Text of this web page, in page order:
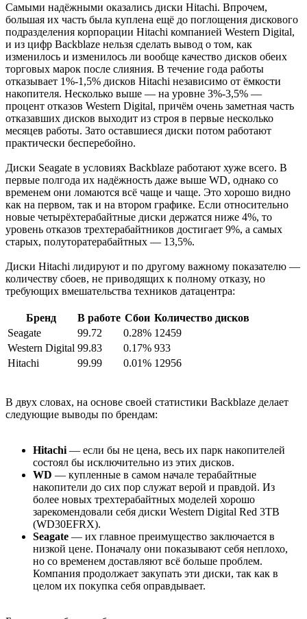
Самыми надёжными оказались диски Hitachi. Впрочем,
большая их часть была куплена ещё до поглощения дискового
подразделения корпорации Hitachi компанией Western Digital,
и из цифр Backblaze нельзя сделать вывод о том, как
изменилось и изменилось ли вообще качество дисков обеих
торговых марок после слияния. В течение года работы
отказывает 1%-1,5% дисков Hitachi независимо от ёмкости
накопителя. Несколько выше — на уровне 3%-3,5% —
процент отказов Western Digital, причём очень заметная часть
отказавших дисков выходит из строя в первые несколько
месяцев работы. Зато оставшиеся диски потом работают
практически бесперебойно.
Диски Seagate в условиях Backblaze работают хуже всего. В
первые полгода их надёжность даже выше WD, однако со
временем они ломаются всё чаще и чаще. Это хорошо видно
как на первом, так и на втором графике. Если относительно
новые четырёхтерабайтные диски держатся ниже 4%, то
уровень отказов трехтерабайтников достигает 9%, а самых
старых, полуторатерабайтных — 13,5%.
Диски Hitachi лидируют и по другому важному показателю —
количеству сбоев, не приводящих к полному отказу, но
требующих вмешательства техников датацентра:
Бренд В работе Сбои Количество дисков
Seagate
99.72 0.28% 12459
Western Digital 99.83 0.17% 933
Hitachi
99.99 0.01% 12956
В двух словах, на основе своей статистики Backblaze делает
следующие выводы по брендам:
Hitachi — если бы не цена, весь их парк накопителей
состоял бы исключительно из этих дисков.
WD — купленные в самом начале терабайтные
накопители до сих пор служат верой и правдой. Из
более новых трехтерабайтных моделей хорошо
зарекомендовали себя диски Western Digital Red 3TB
(WD30EFRX).
Seagate — их главное преимущество заключается в
низкой цене. Поначалу они показывают себя неплохо,
но со временем доставляют всё больше проблем.
Компания продолжает закупать эти диски, так как в
целом их покупка себя оправдывает.